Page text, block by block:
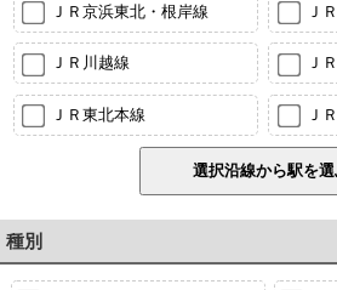
ＪＲ京浜東北・根岸線 Ｊ
ＪＲ川越線 Ｊ
ＪＲ東北本線 Ｊ
種別